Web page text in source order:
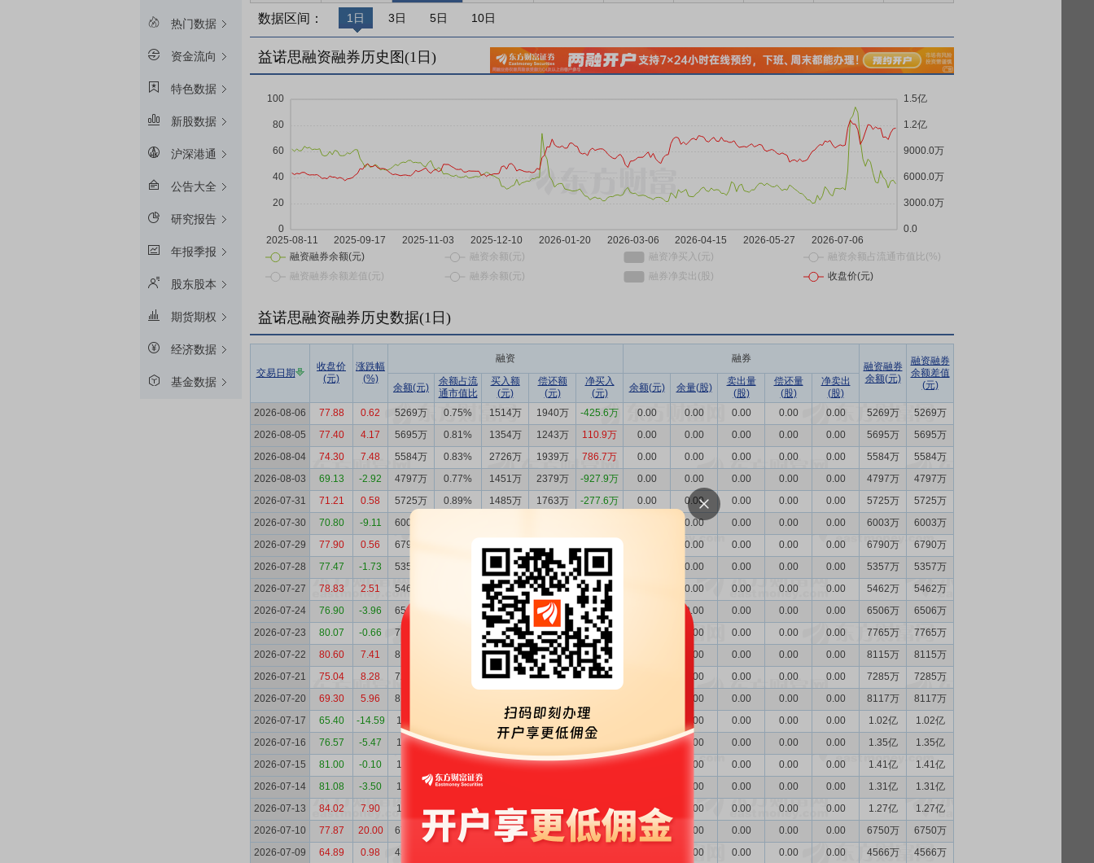
热门数据
资金流向
特色数据
新股数据
沪深港通
公告大全
研究报告
年报季报
股东股本
期货期权
经济数据
基金数据
数据区间： 1日 3日 5日 10日
益诺思融资融券历史图(1 日)
益诺思融资融券历史数据(1 日)
交易日期
收盘价
(元)
涨跌幅
(%)
融资 融券
融资融券
余额(元)
融资融券
余额差值
(元)
余额(元)
余额占流
通市值比
买入额
(元)
偿还额
(元)
净买入
(元)
余额(元) 余量(股)
卖出量
(股)
偿还量
(股)
净卖出
(股)
2026-08-06
77.88 0.62 5269万 0.75% 1514万 1940万 -425.6万 0.00 0.00 0.00 0.00 0.00 5269万
5269万
2026-08-05
77.40 4.17 5695万 0.81% 1354万 1243万 110.9万 0.00 0.00 0.00 0.00 0.00 5695万
5695万
2026-08-04
74.30 7.48 5584万 0.83% 2726万 1939万 786.7万 0.00 0.00 0.00 0.00 0.00 5584万
5584万
2026-08-03
69.13 -2.92 4797万 0.77% 1451万 2379万 -927.9万 0.00 0.00 0.00 0.00 0.00 4797万
4797万
2026-07-31
71.21 0.58 5725万 0.89% 1485万 1763万 -277.6万 0.00 0.00 0.00 0.00 0.00 5725万
5725万
2026-07-30
70.80 -9.11 6003万 0.00 0.00 0.00 0.00 6003万
6003万
2026-07-29
77.90 0.56 6790万 0.00 0.00 0.00 0.00 6790万
6790万
2026-07-28
77.47 -1.73 5357万 1292万 1396万 -104.7万 0.00 0.00 0.00 0.00 5357万
5357万
2026-07-27
78.83 2.51 5462万 1617万 2662万 -1045万 0.00 0.00 0.00 0.00 5462万
5462万
2026-07-24
76.90 -3.96 6506万 1771万 3030万 -1259万 0.00 0.00 0.00 0.00 6506万
6506万
2026-07-23
80.07 -0.66 7765万 1935万 2284万 -349.3万 0.00 0.00 0.00 0.00 7765万
7765万
2026-07-22
80.60 7.41 8115万 4451万 3622万 829.4万 0.00 0.00 0.00 0.00 8115万
8115万
2026-07-21
75.04 8.28 7285万 1975万 2807万 -832.1万 0.00 0.00 0.00 0.00 7285万
7285万
2026-07-20
69.30 5.96 8117万 0.00 0.00 0.00 0.00 8117万
8117万
2026-07-17
65.40 -14.59 1.02亿 3853万 7089万 -3236万 0.00 0.00 0.00 0.00 1.02亿
1.02亿
2026-07-16
76.57 -5.47 1.35亿 1.94% 6148万 6792万 -644.3万 0.00 0.00 0.00 0.00 0.00 1.35亿
1.35亿
2026-07-15
81.00 -0.10 1.41亿 8858万 7848万 1010万 0.00 0.00 0.00 0.00 1.41亿
1.41亿
2026-07-14
81.08 -3.50 1.31亿 1.78% 0.00 0.00 0.00 0.00 1.31亿
1.31亿
2026-07-13
84.02 7.90 1.27亿 1.67% 9553万 3603万 5951万 0.00 0.00 0.00 0.00 0.00 1.27亿
1.27亿
2026-07-10
77.87 20.00 6750万 0.96% 4759万 2574万 2185万 0.00 0.00 0.00 0.00 0.00 6750万
6750万
2026-07-09
64.89 0.98 4566万 0.00 0.00 0.00 0.00 4566万
4566万